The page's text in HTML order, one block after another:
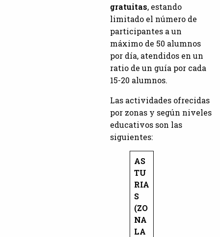
gratuitas, estando
limitado el número de
participantes a un
máximo de 50 alumnos
por día, atendidos en un
ratio de un guía por cada
15-20 alumnos.
Las actividades ofrecidas
por zonas y según niveles
educativos son las
siguientes:
AS
TU
RIA
S
(ZO
NA
LA